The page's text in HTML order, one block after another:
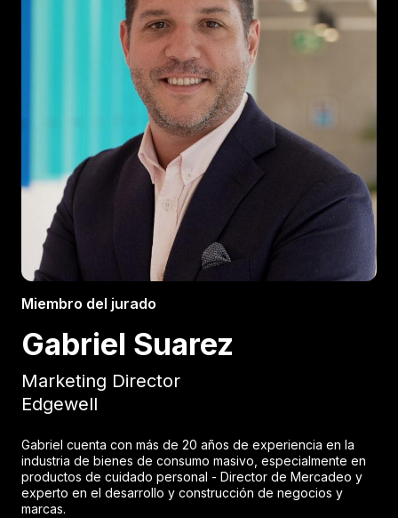
Boletería
Miembro del jurado
Gabriel Suarez
Marketing Director
Edgewell
Gabriel cuenta con más de 20 años de experiencia en la
industria de bienes de consumo masivo, especialmente en
productos de cuidado personal - Director de Mercadeo y
experto en el desarrollo y construcción de negocios y
marcas.